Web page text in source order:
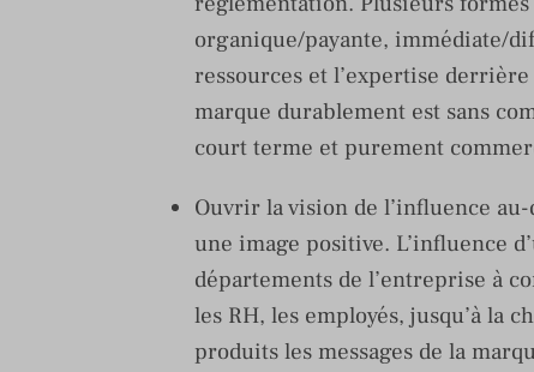
organique/payante, immédiate/
ressources et l’expertise
marque durablement est sans
court terme et purement
Ouvrir la vision de l’influence
une image positive. L’influence
départements de l’entreprise à
les RH, les employés, jusqu’à la
produits les messages de la